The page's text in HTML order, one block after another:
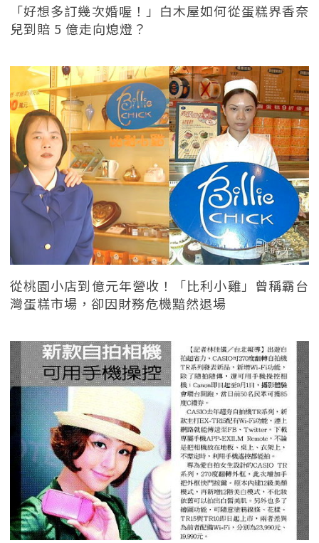
「好想多訂幾次婚喔！」白木屋如何從蛋糕界香奈
兒到賠 5 億走向熄燈？
從桃園小店到億元年營收！「比利小雞」曾稱霸台
灣蛋糕市場，卻因財務危機黯然退場